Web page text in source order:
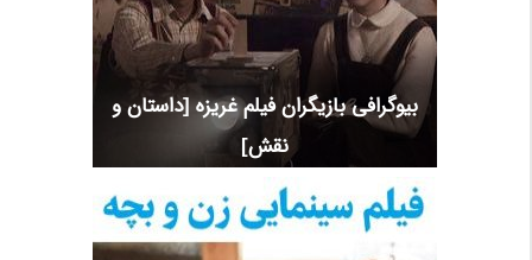
بیوگرافی بازیگران فیلم غریزه [داستان و
نقش]